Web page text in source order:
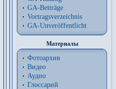
GA-Beiträge
Vortragsverzeichnis
GA-Unveröffentlicht
Материалы
Фотоархив
Видео
Аудио
Глоссарий